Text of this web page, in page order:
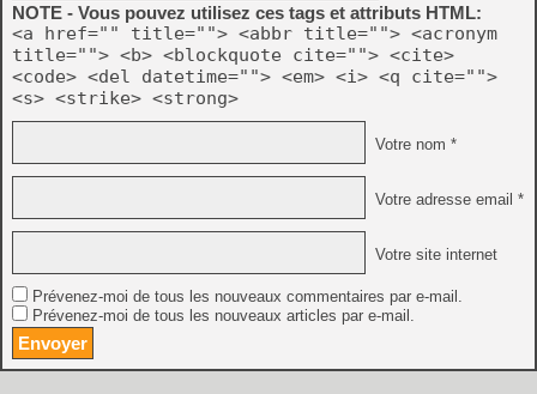
NOTE - Vous pouvez utilisez ces tags et attributs HTML:
<a href="" title=""> <abbr title=""> <acronym
title=""> <b> <blockquote cite=""> <cite>
<code> <del datetime=""> <em> <i> <q cite="">
<s> <strike> <strong>
Votre nom *
Votre adresse email *
Votre site internet
Prévenez-moi de tous les nouveaux commentaires par e-mail.
Prévenez-moi de tous les nouveaux articles par e-mail.